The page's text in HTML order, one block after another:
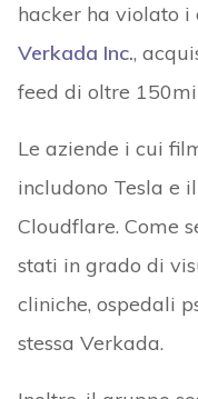
hacker ha violato
Verkada Inc.,
feed di oltre
Le aziende i cui
includono Tesla e
Cloudflare. Come
stati in grado di
cliniche, ospedali
stessa Verkada.